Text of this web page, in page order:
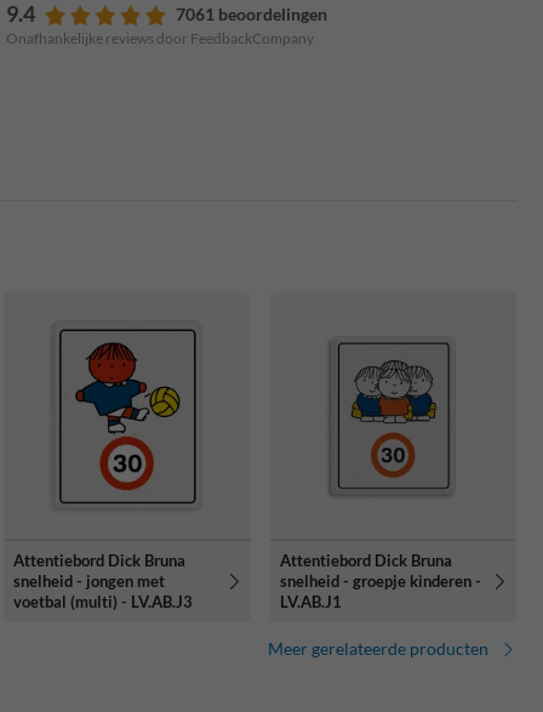
9.4 7061 beoordelingen
Onafhankelijke reviews door FeedbackCompany
Attentiebord Dick Bruna
snelheid - jongen met
voetbal (multi) - LV.AB.J3
Attentiebord Dick Bruna
snelheid - groepje kinderen -
LV.AB.J1
Meer gerelateerde producten